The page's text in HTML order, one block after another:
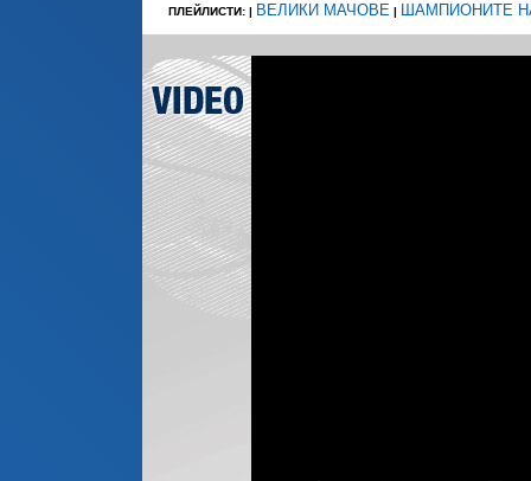
ПЛЕЙЛИСТИ: | ВЕЛИКИ МАЧОВЕ | ШАМПИОНИТЕ